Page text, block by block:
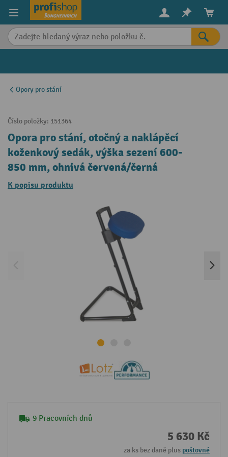
content
Opory pro stání
Číslo položky: 151364
Opora pro stání, otočný a naklápěcí
koženkový sedák, výška sezení 600-
850 mm, ohnivá červená/černá
K popisu produktu
9 Pracovních dnů
5 630 Kč
za ks bez daně plus poštovné